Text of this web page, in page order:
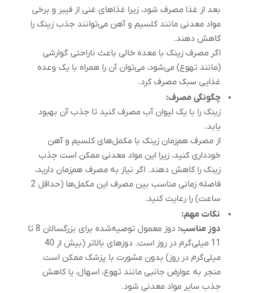
بعد از غذا مصرف شود، زیرا غذاهای غنی از فیبر و برخی
مواد معدنی مانند کلسیم و آهن می‌توانند جذب زینک را
کاهش دهند.
اگر مصرف زینک با معده خالی باعث ناراحتی گوارشی
(مانند تهوع) می‌شود، می‌توان آن را همراه با یک وعده
غذایی سبک مصرف کرد.
چگونگی مصرف:
زینک را با یک لیوان آب مصرف کنید تا جذب آن بهبود
یابد.
از مصرف هم‌زمان زینک با مکمل‌های کلسیم و آهن
خودداری کنید، زیرا این مواد معدنی ممکن است جذب
زینک را کاهش دهند. اگر نیاز به مصرف هم‌زمان دارید،
فاصله زمانی مناسب بین مصرف این مکمل‌ها (حداقل 2
ساعت) را رعایت کنید.
نکات مهم:
دوز مناسب:
دوز معمول توصیه‌شده برای بزرگسالان 8 تا
11 میلی‌گرم در روز است. دوزهای بالاتر (بیش از 40
میلی‌گرم در روز) بدون مشورت با پزشک ممکن است
منجر به عوارض جانبی مانند تهوع، اسهال، یا کاهش
جذب سایر مواد معدنی شود.